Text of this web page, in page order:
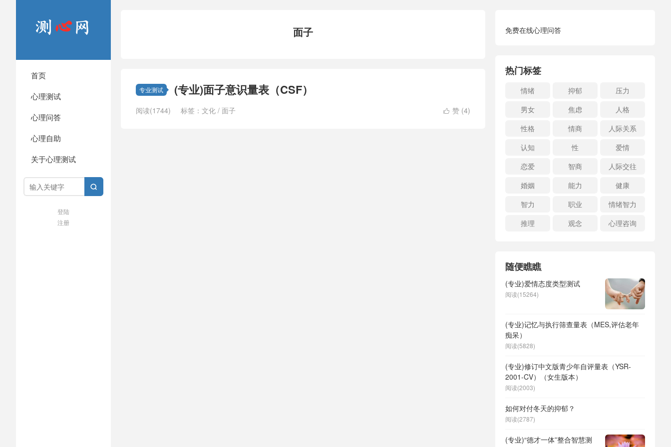
首页
心理测试
心理问答
心理自助
关于心理测试

登陆
注册
面子
专业测试 (专业)面子意识量表（CSF）
 赞 (4)
阅读(1744) 标签： 文化 / 面子
免费在线心理问答
热门标签
情绪 抑郁
压力
男女
焦虑
人格
性格
情商
人际关系
认知
性
爱情
恋爱
智商
人际交往
婚姻
能力
健康
智力
职业
情绪智力
推理
观念 心理咨询
随便瞧瞧
(专业)爱情态度类型测试
阅读(15264)
(专业)记忆与执行筛查量表（MES,评估老年
痴呆）
阅读(5828)
(专业)修订中文版青少年自评量表（YSR-
2001-CV）（女生版本）
阅读(2003)
如何对付冬天的抑郁？
阅读(2787)
(专业)“德才一体”整合智慧测